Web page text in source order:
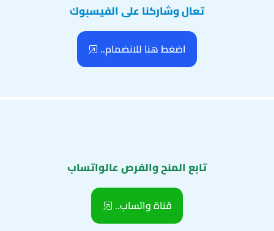
تعال وشاركنا على الفيسبوك
اضغط هنا للانضمام..
تابع المنح والفرص عالواتساب
قناة واتساب..